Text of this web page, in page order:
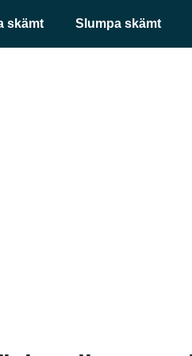
skämt Slumpa skämt